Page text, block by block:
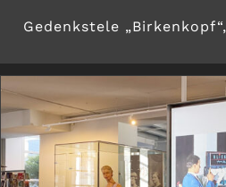
Gedenkstele